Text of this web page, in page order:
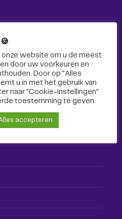
hier, maar ook via social
website om u de meest
door uw voorkeuren en
Door op "Alles
u in met het gebruik van
naar "Cookie-instellingen"
toestemming te geven.
accepteren